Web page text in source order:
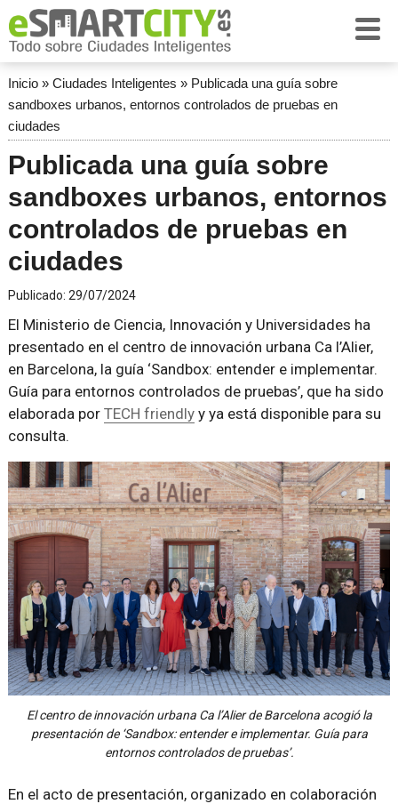
Inicio» Ciudades Inteligentes » Publicada una guía sobre
sandboxes urbanos, entornos controlados de pruebas en
ciudades
Publicada una guía sobre
sandboxes urbanos, entornos
controlados de pruebas en
ciudades
Publicado: 29/07/2024
El Ministerio de Ciencia, Innovación y Universidades ha
presentado en el centro de innovación urbana Ca l’Alier,
en Barcelona, la guía ‘Sandbox: entender e implementar.
Guía para entornos controlados de pruebas’, que ha sido
elaborada por TECH friendlyy ya está disponible para su
consulta.
El centro de innovación urbana Ca l’Alier de Barcelona acogió la
presentación de ‘Sandbox: entender e implementar. Guía para
entornos controlados de pruebas’.
En el acto de presentación, organizado en colaboración